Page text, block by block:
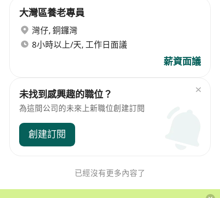
大灣區養老專員
灣仔, 銅鑼灣
8小時以上/天, 工作日面議
薪資面議
未找到感興趣的職位？
為這間公司的未來上新職位創建訂閱
創建訂閱
已經沒有更多內容了